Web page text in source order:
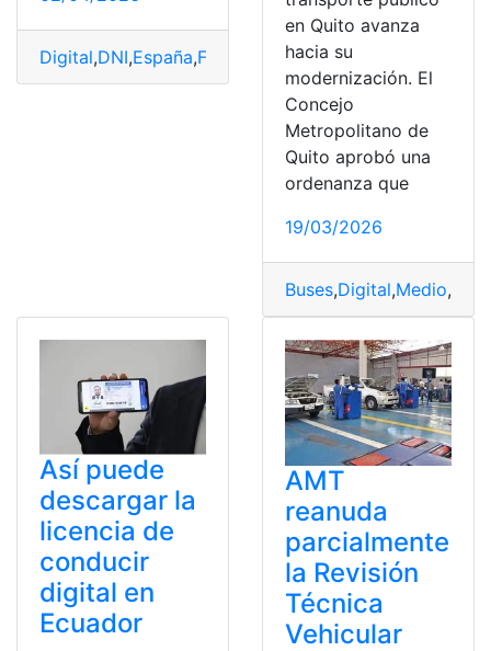
Digital,DNI,España,Físico Oficial,pero,seis
en Quito avanza
hacia su
modernización. El
Concejo
Metropolitano de
Quito aprobó una
ordenanza que
19/03/2026
Buses,Digital,Medio,
Así puede
descargar la
licencia de
conducir
digital en
Ecuador
AMT
reanuda
parcialmente
la Revisión
Técnica
Vehicular